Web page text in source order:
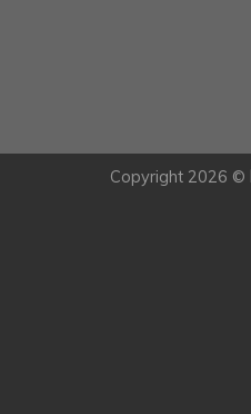
Copyright 2026 ©